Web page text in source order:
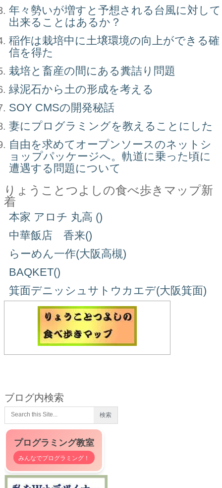
年々勢いが増すと予想される台風に対して
出来ることはあるか？
稲作は栽培中に土壌環境の向上ができる確
信を得た
栽培と畜産の間にある糞詰り問題
緑泥石から土の形成を考える
SOY CMSの開発秘話
妻にプログラミングを教えることにした
自由を求めてオープンソースのネットシ
ョップパッケージへ。軌道に乗った頃に
遭遇する問題について
りょうことつよしの食べ歩きマップ新
着
本家 アロチ 丸高 ()
中華飯店 香来()
らーめん一作(大阪高槻)
BAQKET()
箕面デニッシュサトウカエデ(大阪箕面)
ブログ内検索
プログラミング教室
みんなでプログラミング！